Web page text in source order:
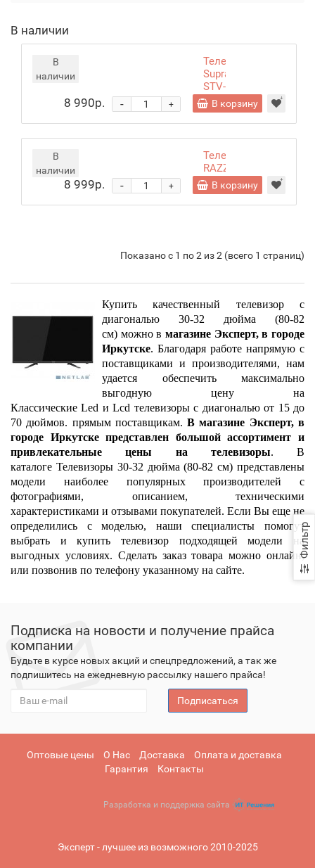
Фильтр
В наличии
В
наличии
Телевизор
Supra
STV-
LC32LT0080W
8 990р. +
- В корзину
В
наличии
Телевизор
RAZZ
CA32H25F
8 999р. +
- В корзину
Показано с 1 по 2 из 2 (всего 1 страниц)
Купить качественный телевизор с
диагональю 30-32 дюйма (80-82
см) можно в магазине Эксперт, в городе
Иркутске. Благодаря работе напрямую с
поставщиками и производителями, нам
удается обеспечить максимально
выгодную цену на
КлассическиеLed иLcd телевизоры с диагональю от 15 до
70 дюймов. прямым поставщикам.В магазине Эксперт, в
городе Иркутске представлен большой ассортимент и
привлекательные цены на телевизоры. В
каталоге Телевизоры 30-32 дюйма (80-82 см)представлены
модели наиболее популярных производителей с
фотографиями, описанием, техническими
характеристиками и отзывами покупателей. Если Вы еще не
определились с моделью, наши специалисты помогут
выбрать и купить телевизор подходящей модели на
выгодных условиях. Сделать заказ товара можно онлайн,
или позвонив по телефону указанному на сайте.
Подписка на новости и получение прайса
компании
Будьте в курсе новых акций и спецпредложений, а так же
подпишитесь на ежедневную рассылку нашего прайса!
Подписаться
Оптовые цены О Нас Доставка
Оплата и доставка
Гарантия
Контакты
Разработка и поддержка сайта
Эксперт - лучшее из возможного 2010-2025